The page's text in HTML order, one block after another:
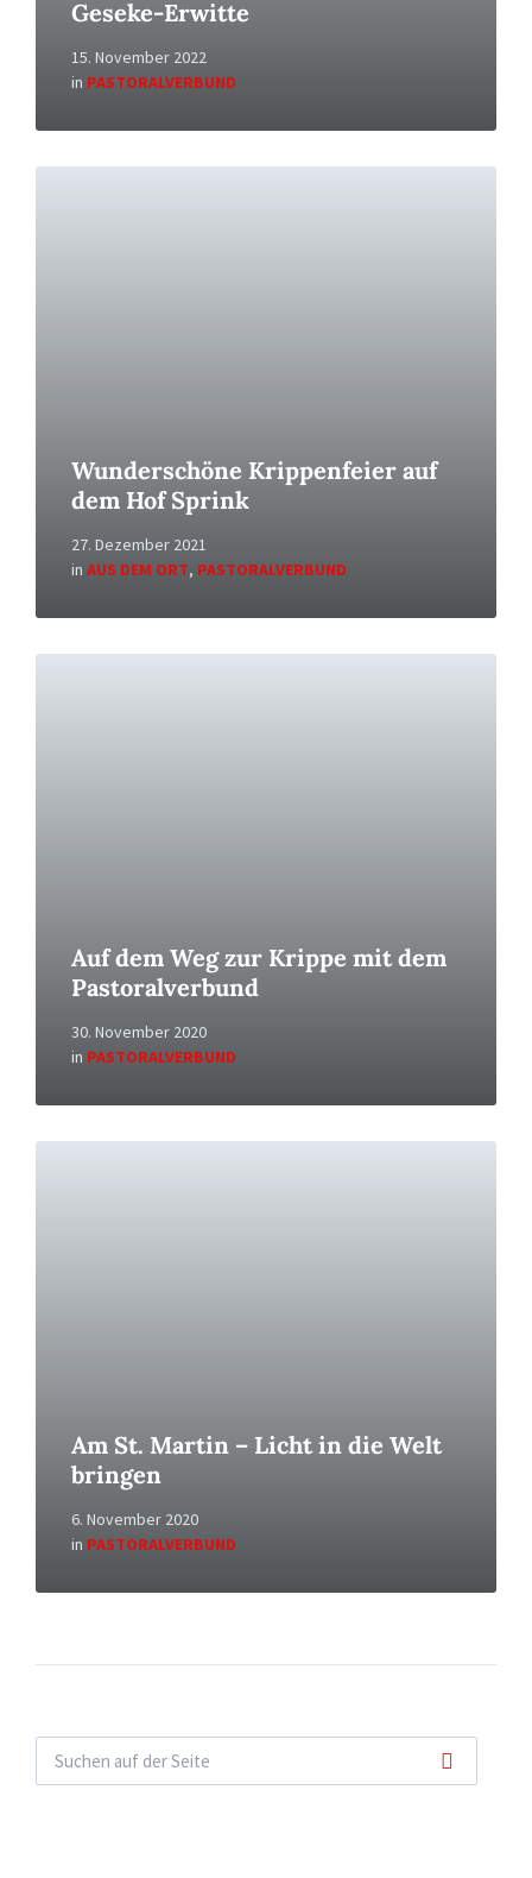
Geseke-Erwitte
15. November 2022
in PASTORALVERBUND
Wunderschöne Krippenfeier auf
dem Hof Sprink
27. Dezember 2021
in AUS DEM ORT, PASTORALVERBUND
Auf dem Weg zur Krippe mit dem
Pastoralverbund
30. November 2020
in PASTORALVERBUND
Am St. Martin – Licht in die Welt
bringen
6. November 2020
in PASTORALVERBUND